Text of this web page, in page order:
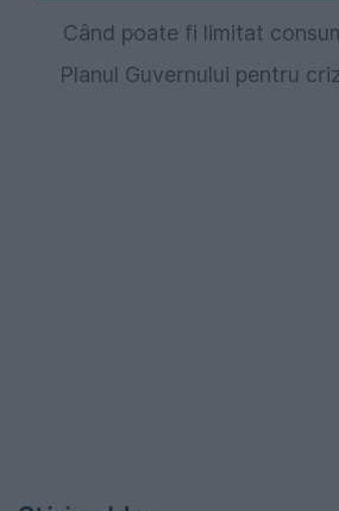
Când poate fi limitat
Planul Guvernului pentru